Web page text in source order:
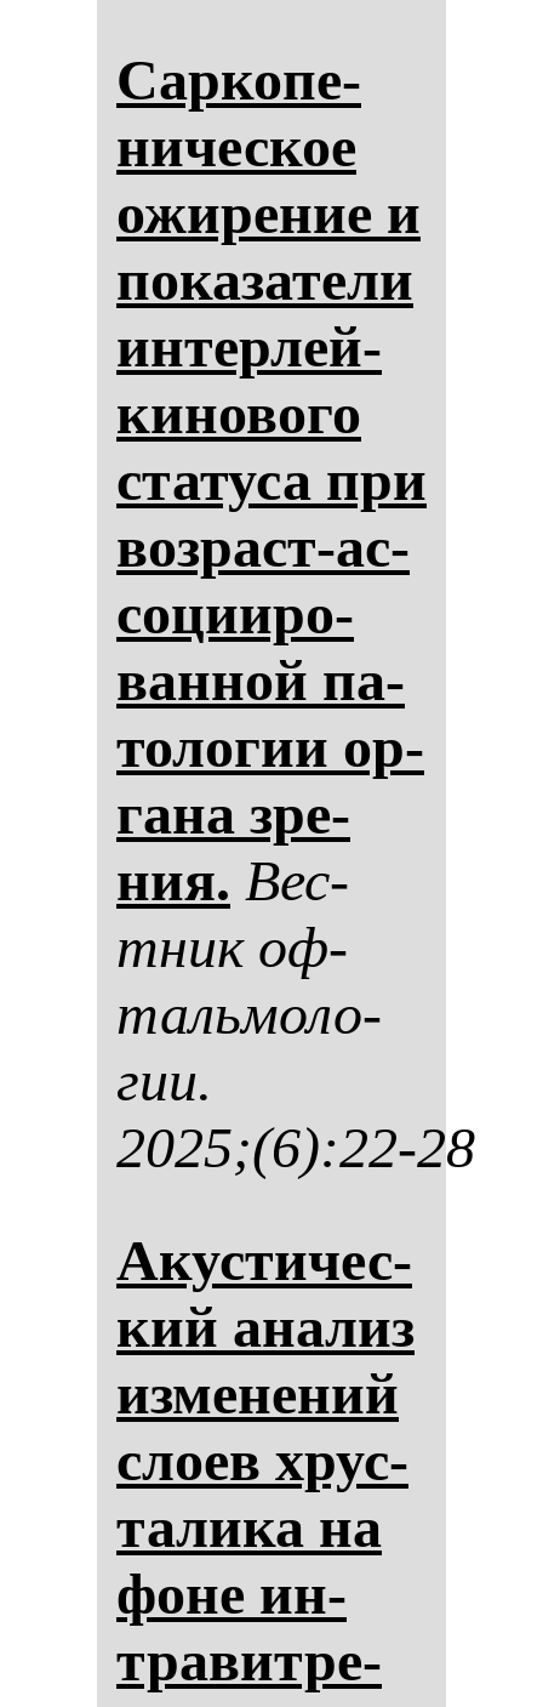
Сар­ко­пе­
ни­чес­кое
ожи­ре­ние и
по­ка­за­те­ли
ин­тер­лей­
ки­но­во­го
ста­ту­са при
воз­раст-ас­
со­ци­иро­
ван­ной па­
то­ло­гии ор­
га­на зре­
ния. Вес­
тник оф­
таль­мо­ло­
гии.
2025;(6):22-28
Акус­ти­чес­
кий ана­лиз
из­ме­не­ний
сло­ев хрус­
та­ли­ка на
фо­не ин­
тра­вит­ре­